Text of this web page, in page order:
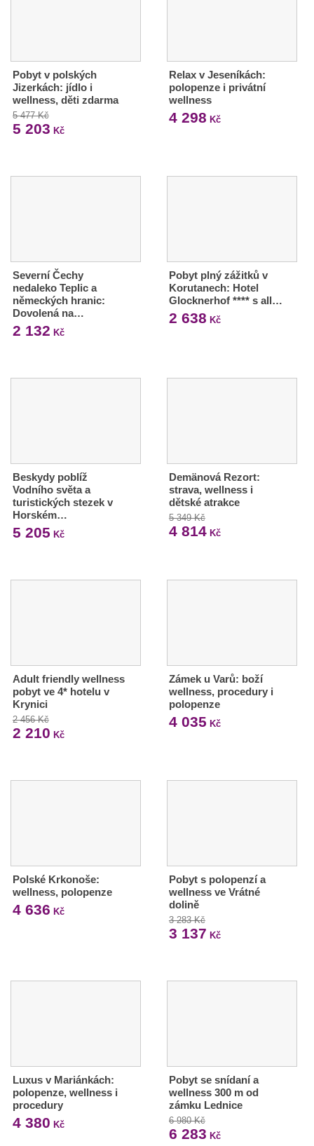
Pobyt v polských
Jizerkách: jídlo i
wellness, děti zdarma
5 477 Kč
5 203 Kč
Relax v Jeseníkách:
polopenze i privátní
wellness
4 298 Kč
Severní Čechy
nedaleko Teplic a
německých hranic:
Dovolená na…
2 132 Kč
Pobyt plný zážitků v
Korutanech: Hotel
Glocknerhof **** s all…
2 638 Kč
Beskydy poblíž
Vodního světa a
turistických stezek v
Horském…
5 205 Kč
Demänová Rezort:
strava, wellness i
dětské atrakce
5 349 Kč
4 814Kč
Adult friendly wellness
pobyt ve 4* hotelu v
Krynici
2 456 Kč
2 210 Kč
Zámek u Varů: boží
wellness, procedury i
polopenze
4 035 Kč
Polské Krkonoše:
wellness, polopenze
4 636 Kč
Pobyt s polopenzí a
wellness ve Vrátné
dolině
3 283 Kč
3 137 Kč
Luxus v Mariánkách:
polopenze, wellness i
procedury
4 380 Kč
Pobyt se snídaní a
wellness 300 m od
zámku Lednice
6 980 Kč
6 283 Kč